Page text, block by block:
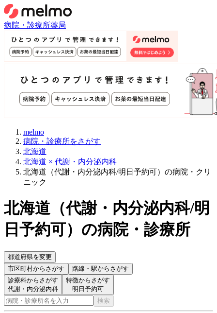
病院・診療所薬局
melmo
病院・診療所をさがす
北海道
北海道 × 代謝・内分泌内科
北海道（代謝・内分泌内科/明日予約可）の病院・クリ
ニック
北海道（代謝・内分泌内科/明
日予約可） の病院・診療所
都道府県を変更
市区町村からさがす 路線・駅からさがす
診療科からさがす
代謝・内分泌内科
特徴からさがす
明日予約可
検索